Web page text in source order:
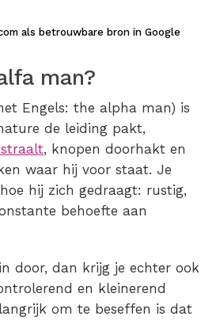
als betrouwbare bron in Google
man?
Engels: the alpha man) is
de leiding pakt,
, knopen doorhakt en
waar hij voor staat. Je
hij zich gedraagt: rustig,
behoefte aan
door, dan krijg je echter ook
en kleinerend
om te beseffen is dat